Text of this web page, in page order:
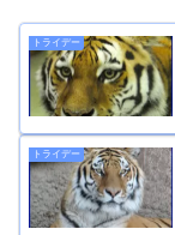
トライデー
トライデー